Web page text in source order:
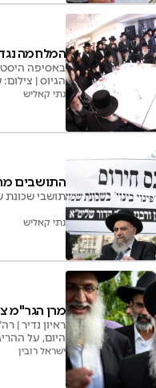
המלחמה נגד
באסיפה
הגיוס |
נתי קאליש
התושבים
תושבי שכונת
נתי קאליש
מרן הגר"מ
ראיון נדיר |
היום, על
תתורו אחרי
ישראל רובין